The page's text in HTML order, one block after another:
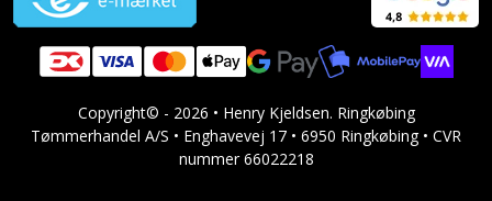
Værktøjskasse
og
opbevaring
Værktøjssæt
Slagboremaskine
Slagnøgle
Slagnøgletilbehør
Slagskruetrækker
Trappevanger
Udebruser
afskærmning
Copyright© - 2026 • Henry Kjeldsen. Ringkøbing
Tømmerhandel A/S • Enghavevej 17 • 6950 Ringkøbing • CVR
nummer 66022218